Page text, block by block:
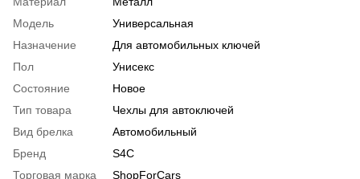
Модель
Универсальная
Назначение
Для автомобильных ключей
Пол
Унисекс
Состояние
Новое
Тип товара
Чехлы для автоключей
Вид брелка
Автомобильный
Бренд
S4C
Торговая марка
ShopForCars